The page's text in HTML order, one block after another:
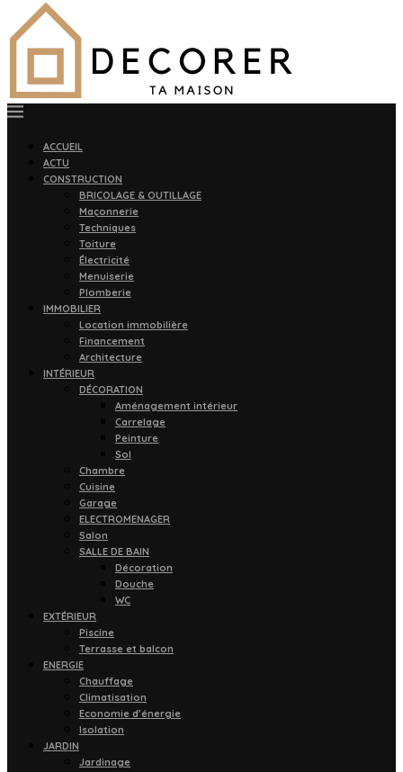
ACCUEIL
ACTU
CONSTRUCTION
BRICOLAGE & OUTILLAGE
Maçonnerie
Techniques
Toiture
Électricité
Menuiserie
Plomberie
IMMOBILIER
Location immobilière
Financement
Architecture
INTÉRIEUR
DÉCORATION
Aménagement intérieur
Carrelage
Peinture
Sol
Chambre
Cuisine
Garage
ELECTROMENAGER
Salon
SALLE DE BAIN
Décoration
Douche
WC
EXTÉRIEUR
Piscine
Terrasse et balcon
ENERGIE
Chauffage
Climatisation
Economie d’énergie
Isolation
JARDIN
Jardinage